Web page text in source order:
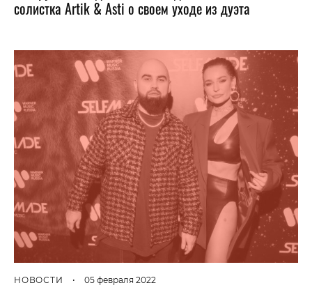
солистка Artik & Asti о своем уходе из дуэта
НОВОСТИ • 05 февраля 2022